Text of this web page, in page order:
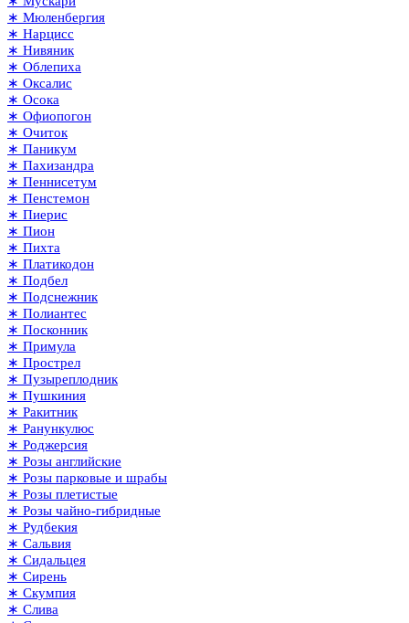
∗ Мюленбергия
∗ Нарцисс
∗ Нивяник
∗ Облепиха
∗ Оксалис
∗ Осока
∗ Офиопогон
∗ Очиток
∗ Паникум
∗ Пахизандра
∗ Пеннисетум
∗ Пенстемон
∗ Пиерис
∗ Пион
∗ Пихта
∗ Платикодон
∗ Подбел
∗ Подснежник
∗ Полиантес
∗ Посконник
∗ Примула
∗ Прострел
∗ Пузыреплодник
∗ Пушкиния
∗ Ракитник
∗ Ранункулюс
∗ Роджерсия
∗ Розы английские
∗ Розы парковые и шрабы
∗ Розы плетистые
∗ Розы чайно-гибридные
∗ Рудбекия
∗ Сальвия
∗ Сидальцея
∗ Сирень
∗ Скумпия
∗ Слива